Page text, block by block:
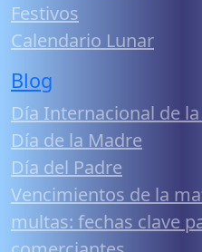
Festivos
Calendario Lunar
Blog
Día Internacional de
Día de la Madre
Día del Padre
Vencimientos de la
multas: fechas clave